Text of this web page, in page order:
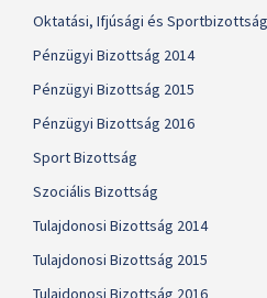
Oktatási, Ifjúsági és
Pénzügyi Bizottság 2014
Pénzügyi Bizottság 2015
Pénzügyi Bizottság 2016
Sport Bizottság
Szociális Bizottság
Tulajdonosi Bizottság 2014
Tulajdonosi Bizottság 2015
Tulajdonosi Bizottság 2016